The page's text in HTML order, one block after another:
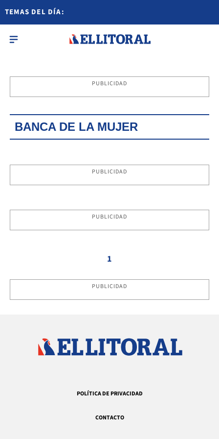
TEMAS DEL DÍA:
PUBLICIDAD
BANCA DE LA MUJER
PUBLICIDAD
PUBLICIDAD
1
PUBLICIDAD
POLÍTICA DE PRIVACIDAD
CONTACTO